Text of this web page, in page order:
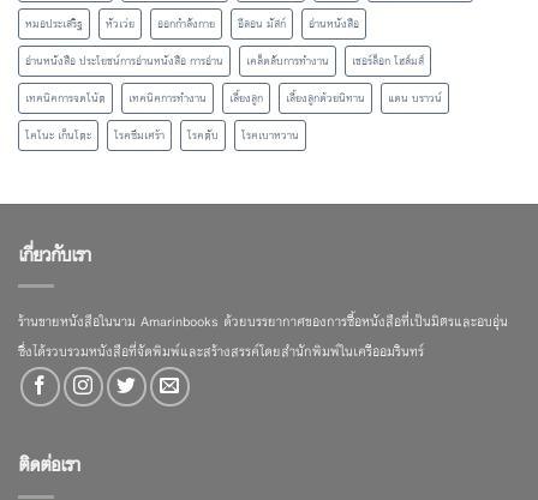
หมอประเสริฐ
หัวเว่ย ออกกำลังกาย อีลอน มัสก์
อ่านหนังสือ
อ่านหนังสือ ประโยชน์การอ่านหนังสือ การอ่าน
เคล็ดลับการทำงาน
เชอร์ล็อก โฮล์มส์
เทคนิคการจดโน้ต
เทคนิคการทำงาน เลี้ยงลูก เลี้ยงลูกด้วยนิทาน
แดน บราวน์
โคโนะ เก็นโตะ
โรคซึมเศร้า โรคตับ โรคเบาหวาน
เกี่ยวกับเรา
ร้านขายหนังสือในนาม Amarinbooks ด้วยบรรยากาศของการซื้อหนังสือที่เป็นมิตรและอบอุ่น
ซึ่งได้รวบรวมหนังสือที่จัดพิมพ์และสร้างสรรค์โดยสำนักพิมพ์ในเครืออมรินทร์
ติดต่อเรา